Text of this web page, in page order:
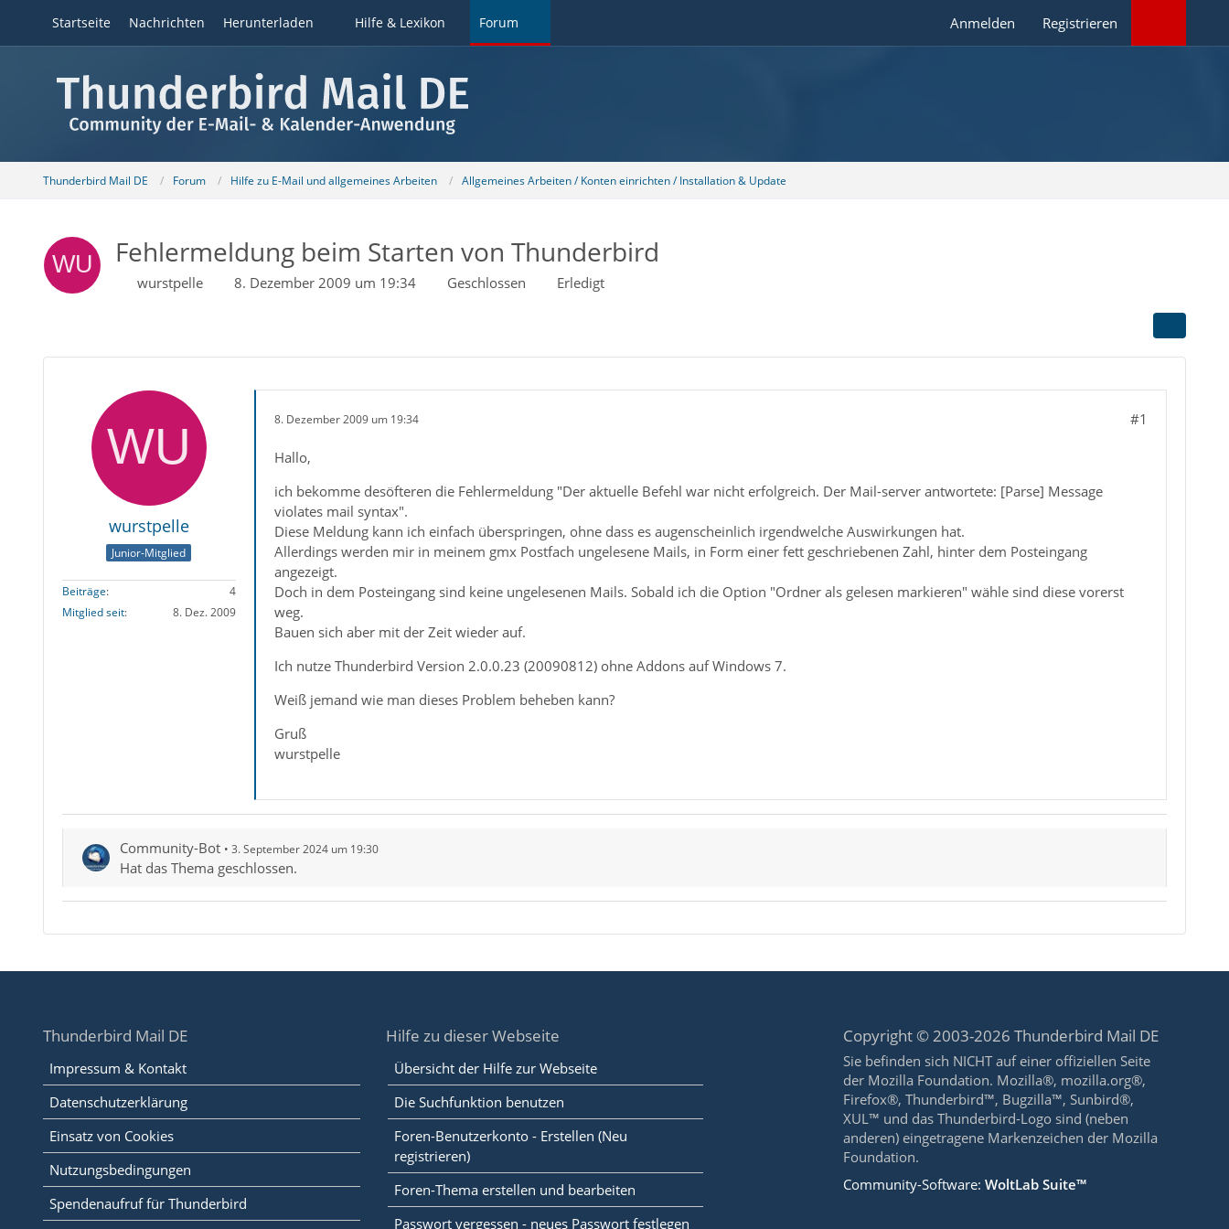
Startseite Nachrichten Herunterladen Hilfe & Lexikon Forum Anmelden Registrieren
Thunderbird Mail DE Forum Hilfe zu E-Mail und allgemeines Arbeiten Allgemeines Arbeiten / Konten einrichten / Installation & Update
Fehlermeldung beim Starten von Thunderbird
wurstpelle 8. Dezember 2009 um 19:34 Geschlossen Erledigt
wurstpelle
Junior-Mitglied
Beiträge
4
Mitglied seit
8. Dez. 2009
8. Dezember 2009 um 19:34 #1
Hallo,
ich bekomme desöfteren die Fehlermeldung "Der aktuelle Befehl war nicht erfolgreich. Der Mail-server antwortete: [Parse] Message
violates mail syntax".
Diese Meldung kann ich einfach überspringen, ohne dass es augenscheinlich irgendwelche Auswirkungen hat.
Allerdings werden mir in meinem gmx Postfach ungelesene Mails, in Form einer fett geschriebenen Zahl, hinter dem Posteingang
angezeigt.
Doch in dem Posteingang sind keine ungelesenen Mails. Sobald ich die Option "Ordner als gelesen markieren" wähle sind diese vorerst
weg.
Bauen sich aber mit der Zeit wieder auf.
Ich nutze Thunderbird Version 2.0.0.23 (20090812) ohne Addons auf Windows 7.
Weiß jemand wie man dieses Problem beheben kann?
Gruß
wurstpelle
Community-Bot 3. September 2024 um 19:30
Hat das Thema geschlossen.
Thunderbird Mail DE
Impressum & Kontakt
Datenschutzerklärung
Einsatz von Cookies
Nutzungsbedingungen
Spendenaufruf für Thunderbird
Hilfe zu dieser Webseite
Übersicht der Hilfe zur Webseite
Die Suchfunktion benutzen
Foren-Benutzerkonto - Erstellen (Neu
registrieren)
Foren-Thema erstellen und bearbeiten
Passwort vergessen - neues Passwort festlegen
Copyright © 2003-2026 Thunderbird Mail DE
Sie befinden sich NICHT auf einer offiziellen Seite
der Mozilla Foundation. Mozilla®, mozilla.org®,
Firefox®, Thunderbird™, Bugzilla™, Sunbird®,
XUL™ und das Thunderbird-Logo sind (neben
anderen) eingetragene Markenzeichen der Mozilla
Foundation.
Community-Software:WoltLab Suite™